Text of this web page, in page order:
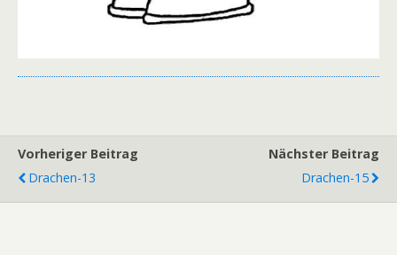
Vorheriger Beitrag
Drachen-13
Nächster Beitrag
Drachen-15